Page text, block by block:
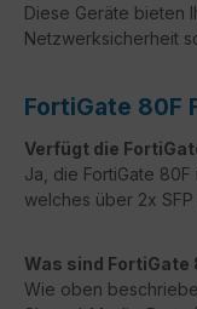
Diese Geräte bieten
Netzwerksicherheit
FortiGate 80F
Verfügt die
Ja, die FortiGate
welches über 2x
Was sind FortiGate
Wie oben